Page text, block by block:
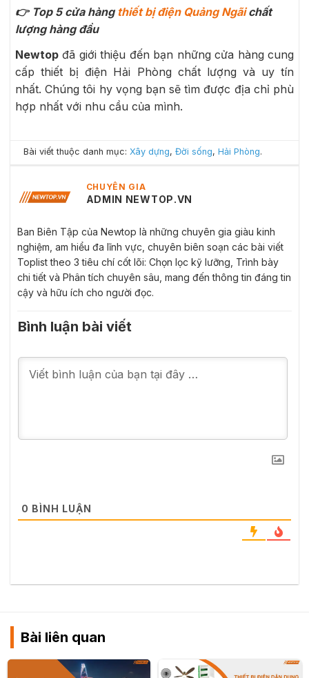
👉 Top 5 cửa hàngthiết bị điện Quảng Ngãichất
lượng hàng đầu
Newtop đã giới thiệu đến bạn những cửa hàng cung
cấp thiết bị điện Hải Phòng chất lượng và uy tín
nhất. Chúng tôi hy vọng bạn sẽ tìm được địa chỉ phù
hợp nhất với nhu cầu của mình.
Bài viết thuộc danh mục:Xây dựng,Đời sống,Hải Phòng.
CHUYÊN GIA
ADMIN NEWTOP.VN
Ban Biên Tập của Newtop là những chuyên gia giàu kinh
nghiệm, am hiểu đa lĩnh vực, chuyên biên soạn các bài viết
Toplist theo 3 tiêu chí cốt lõi: Chọn lọc kỹ lưỡng, Trình bày
chi tiết và Phân tích chuyên sâu, mang đến thông tin đáng tin
cậy và hữu ích cho người đọc.
Bình luận bài viết
0 BÌNH LUẬN
Bài liên quan